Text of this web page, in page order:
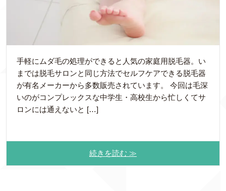
手軽にムダ毛の処理ができると人気の家庭用脱毛器。い
までは脱毛サロンと同じ方法でセルフケアできる脱毛器
が有名メーカーから多数販売されています。 今回は毛深
いのがコンプレックスな中学生・高校生から忙しくてサ
ロンには通えないと […]
続きを読む ≫